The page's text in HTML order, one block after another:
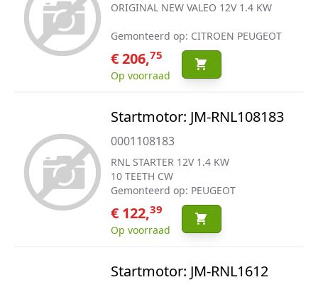
ORIGINAL NEW VALEO 12V 1.4 KW
Gemonteerd op: CITROEN PEUGEOT
€ 206,75
Op voorraad
Startmotor: JM-RNL108183
0001108183
RNL STARTER 12V 1.4 KW
10 TEETH CW
Gemonteerd op: PEUGEOT
€ 122,39
Op voorraad
Startmotor: JM-RNL1612